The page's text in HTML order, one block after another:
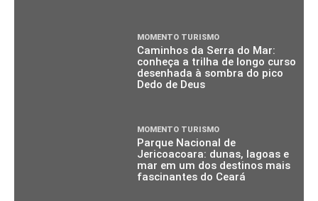
MOMENTO TURISMO
Caminhos da Serra do Mar:
conheça a trilha de longo curso
desenhada à sombra do pico
Dedo de Deus
MOMENTO TURISMO
Parque Nacional de
Jericoacoara: dunas, lagoas e
mar em um dos destinos mais
fascinantes do Ceará